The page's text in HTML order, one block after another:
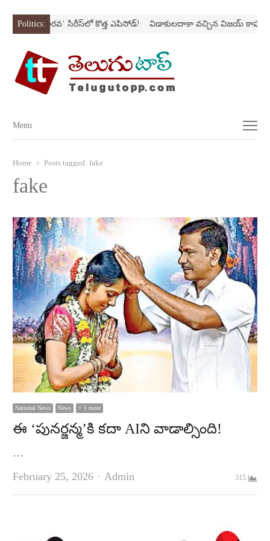
Politics:‘అర‌వ’ సిరీస్‌లో కొత్త ఎపిసోడ్‌! విడాకులదాకా వచ్చిన విజయ్‌ కాపురం
Menu
Menu
Home Posts tagged: fake
fake
National News News + 1 more
ఈ ‘పున‌ర్జ‌న్మ‌’కి క‌దా AIని వాడాల్సింది!
…
February 25, 2026
Author
Admin 315